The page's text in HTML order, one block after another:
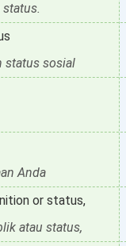
status sosial
Anda
or status,
atau status,